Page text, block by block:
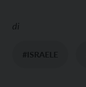
di
#ISRAELE